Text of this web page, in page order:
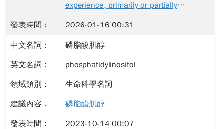
experience, primarily or partially
associated with, acid-like sensation that
often evokes a motivation to take active
2026-01-16 00:31
磷脂酸肌醇
phosphatidylinositol
生命科學名詞
磷脂醯肌醇
2023-10-14 00:07